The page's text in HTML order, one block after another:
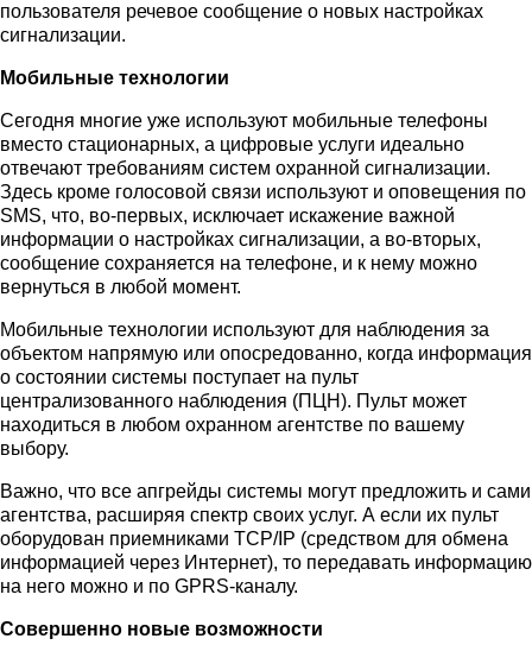
пользователя речевое сообщение о новых настройках
сигнализации.
Мобильные технологии
Сегодня многие уже используют мобильные телефоны
вместо стационарных, а цифровые услуги идеально
отвечают требованиям систем охранной сигнализации.
Здесь кроме голосовой связи используют и оповещения по
SMS, что, во-первых, исключает искажение важной
информации о настройках сигнализации, а во-вторых,
сообщение сохраняется на телефоне, и к нему можно
вернуться в любой момент.
Мобильные технологии используют для наблюдения за
объектом напрямую или опосредованно, когда информация
о состоянии системы поступает на пульт
централизованного наблюдения (ПЦН). Пульт может
находиться в любом охранном агентстве по вашему
выбору.
Важно, что все апгрейды системы могут предложить и сами
агентства, расширяя спектр своих услуг. А если их пульт
оборудован приемниками TCP/IP (средством для обмена
информацией через Интернет), то передавать информацию
на него можно и по GPRS-каналу.
Совершенно новые возможности